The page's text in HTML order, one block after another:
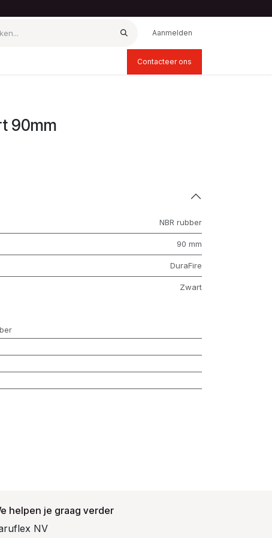
Aanmelden
Contacteer ons
90mm
NBR rubber
90 mm
DuraFire
Zwart
helpen je graag verder
NV